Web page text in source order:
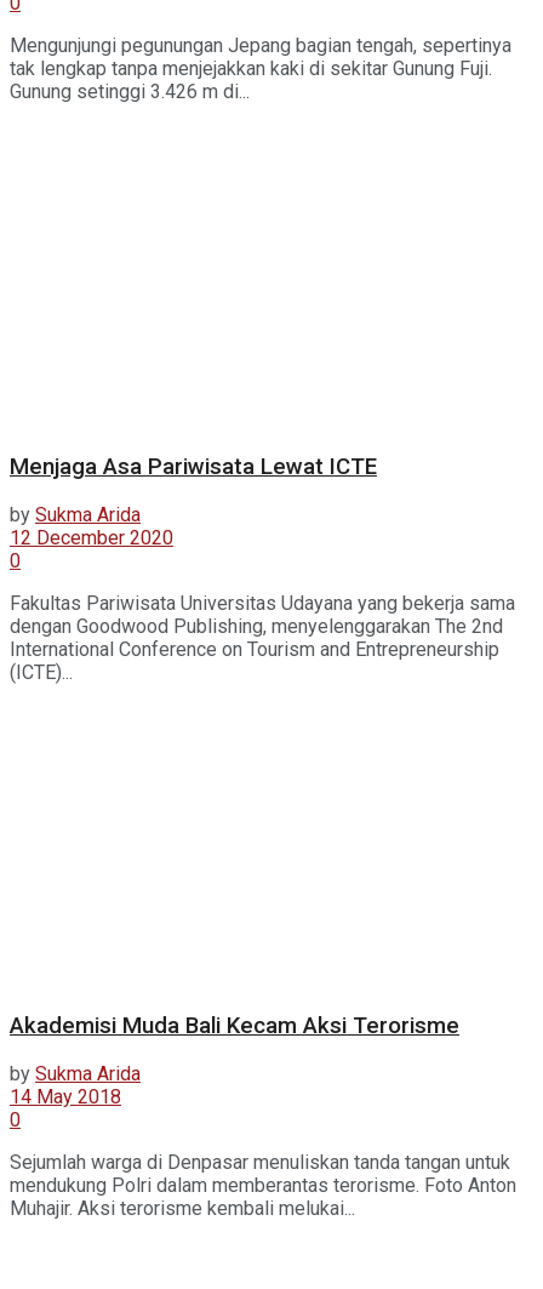
Mengunjungi pegunungan Jepang bagian tengah, sepertinya
tak lengkap tanpa menjejakkan kaki di sekitar Gunung Fuji.
Gunung setinggi 3.426 m di...
Menjaga Asa Pariwisata Lewat ICTE
by Sukma Arida
12 December 2020
0
Fakultas Pariwisata Universitas Udayana yang bekerja sama
dengan Goodwood Publishing, menyelenggarakan The 2nd
International Conference on Tourism and Entrepreneurship
(ICTE)...
Akademisi Muda Bali Kecam Aksi Terorisme
by Sukma Arida
14 May 2018
0
Sejumlah warga di Denpasar menuliskan tanda tangan untuk
mendukung Polri dalam memberantas terorisme. Foto Anton
Muhajir. Aksi terorisme kembali melukai...